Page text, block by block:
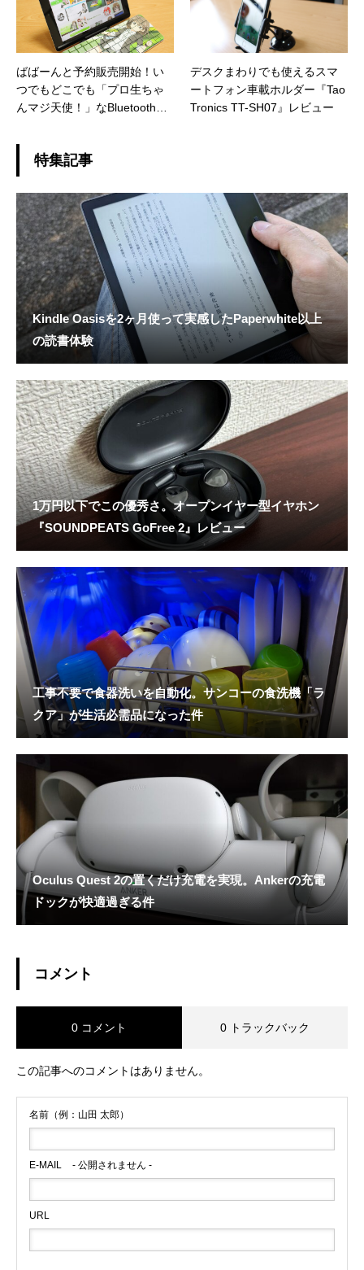
ばばーんと予約販売開始！い
つでもどこでも「プロ生ちゃ
んマジ天使！」なBluetoothキ
てみた
デスクまわりでも使えるスマ
ートフォン車載ホルダー『Tao
Tronics TT-SH07』レビュー
特集記事
Kindle Oasisを2ヶ月使って実感したPaperwhite以上
の読書体験
1万円以下でこの優秀さ。オープンイヤー型イヤホン
『SOUNDPEATS GoFree 2』レビュー
工事不要で食器洗いを自動化。サンコーの食洗機「ラ
クア」が生活必需品になった件
Oculus Quest 2の置くだけ充電を実現。Ankerの充電
ドックが快適過ぎる件
コメント
0 コメント 0 トラックバック
この記事へのコメントはありません。
名前（例：山田 太郎）
E-MAIL - 公開されません -
URL